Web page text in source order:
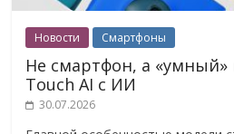
Новости Смартфоны
Не смартфон, а
Touch AI с ИИ
30.07.2026